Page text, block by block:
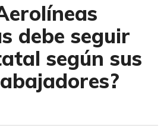
debe seguir
según sus